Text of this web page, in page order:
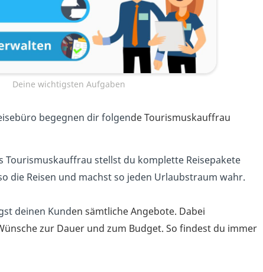
Deine wichtigsten Aufgaben
begegnen dir folgende Tourismuskauffrau
Tourismuskauffrau stellst du komplette Reisepakete
die Reisen und machst so jeden Urlaubstraum wahr.
deinen Kunden sämtliche Angebote. Dabei
zur Dauer und zum Budget. So findest du immer